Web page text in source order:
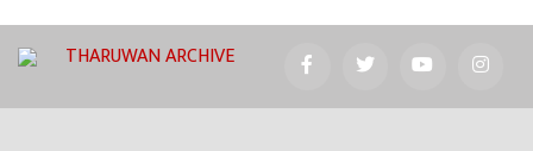
THARUWAN ARCHIVE